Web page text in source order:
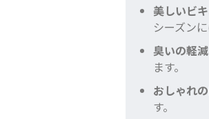
美しいビ
シーズン
臭いの軽減
ます。
おしゃれ
す。